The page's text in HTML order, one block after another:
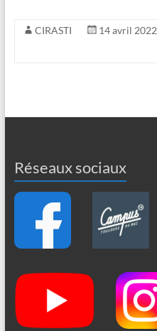
CIRASTI 14 avril 2022
Réseaux sociaux